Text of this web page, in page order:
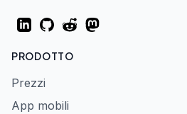
LinkedInGitHubRedditMastodon
PRODOTTO
Prezzi
App mobili